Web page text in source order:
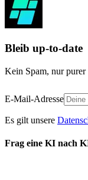
Bleib up-to-date
Kein Spam, nur
E-Mail-Adresse
Es gilt unsere
Frag eine KI nach